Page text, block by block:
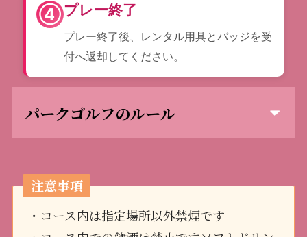
④プレー終了
プレー終了後、レンタル用具とバッジを受
付へ返却してください。
パークゴルフのルール
注意事項
・コース内は指定場所以外禁煙です